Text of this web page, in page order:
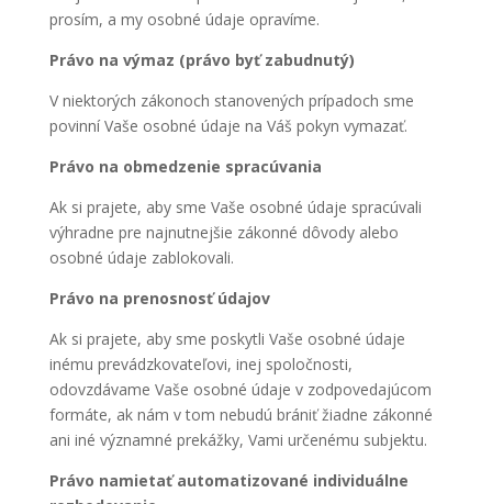
prosím, a my osobné údaje opravíme.
Právo na výmaz (právo byť zabudnutý)
V niektorých zákonoch stanovených prípadoch sme
povinní Vaše osobné údaje na Váš pokyn vymazať.
Právo na obmedzenie spracúvania
Ak si prajete, aby sme Vaše osobné údaje spracúvali
výhradne pre najnutnejšie zákonné dôvody alebo
osobné údaje zablokovali.
Právo na prenosnosť údajov
Ak si prajete, aby sme poskytli Vaše osobné údaje
inému prevádzkovateľovi, inej spoločnosti,
odovzdávame Vaše osobné údaje v zodpovedajúcom
formáte, ak nám v tom nebudú brániť žiadne zákonné
ani iné významné prekážky, Vami určenému subjektu.
Právo namietať automatizované individuálne